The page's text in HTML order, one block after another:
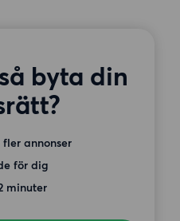
byta din
annonser
för dig
minuter